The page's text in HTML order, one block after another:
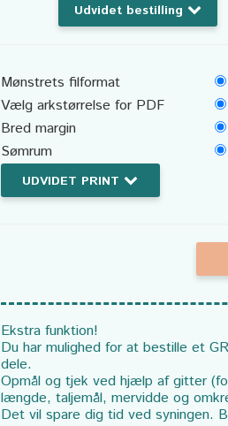
Udvidet bestilling
Mønstrets filformat
Vælg arkstørrelse for PDF
Bred margin
Sømrum
UDVIDET PRINT
Ekstra funktion!
Du har mulighed for at bestille et
dele.
Opmål og tjek ved hjælp af gitter
længde, taljemål, mervidde og
Det vil spare dig tid ved syningen.